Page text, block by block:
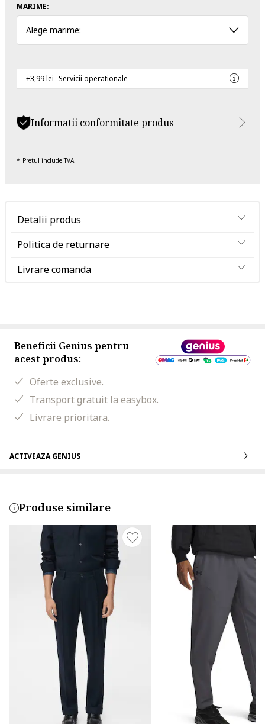
MARIME:
Alege marime:
+3,99 lei Servicii operationale
Informatii conformitate produs
Pretul include TVA.
Detalii produs
Politica de returnare
Livrare comanda
Beneficii Genius pentru
acest produs:
Oferte exclusive.
Transport gratuit la easybox.
Livrare prioritara.
ACTIVEAZA GENIUS
Produse similare